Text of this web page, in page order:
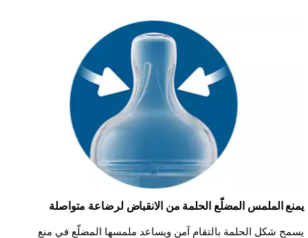
يمنع الملمس المضلّع الحلمة من الانقباض لرضاعة متواصلة
يسمح شكل الحلمة بالتقام آمن ويساعد ملمسها المضلّع في منع